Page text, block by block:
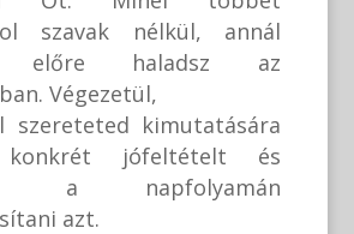
szavak nélkül, annál
előre haladsz az
Végezetül,
szereteted kimutatására
konkrét jófeltételt és
a napfolyamán
azt.